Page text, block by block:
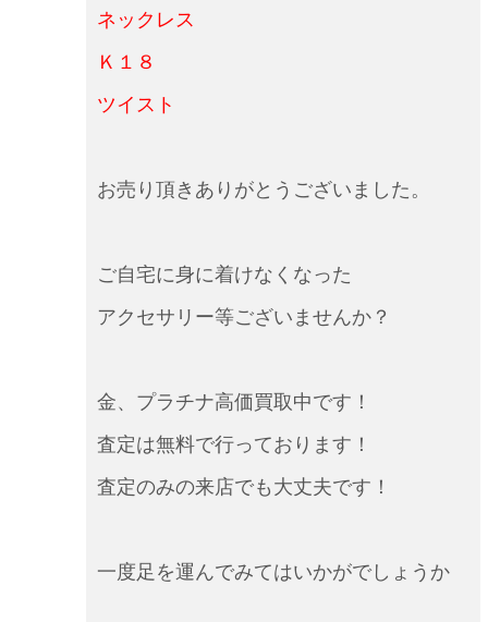
ネックレス
Ｋ１８
ツイスト
お売り頂きありがとうございました。
ご自宅に身に着けなくなった
アクセサリー等ございませんか？
金、プラチナ高価買取中です！
査定は無料で行っております！
査定のみの来店でも大丈夫です！
一度足を運んでみてはいかがでしょうか